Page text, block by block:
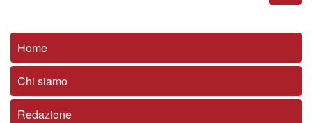
Home
Chi siamo
Redazione